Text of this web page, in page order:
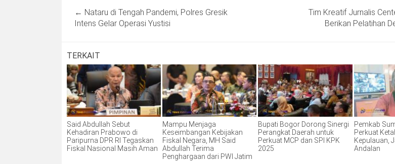
navigation
← Nataru di Tengah Pandemi, Polres Gresik
Intens Gelar Operasi Yustisi
Tim Kreatif Jurnalis
Berikan Pelatihan
TERKAIT
Said Abdullah Sebut
Kehadiran Prabowo di
Paripurna DPR RI Tegaskan
Fiskal Nasional Masih Aman
Mampu Menjaga
Keseimbangan Kebijakan
Fiskal Negara, MH Said
Abdullah Terima
Penghargaan dari PWI Jatim
Bupati Bogor Dorong Sinergi
Perangkat Daerah untuk
Perkuat MCP dan SPI KPK
2025
Pemkab
Perkuat
Kepulauan,
Andalan